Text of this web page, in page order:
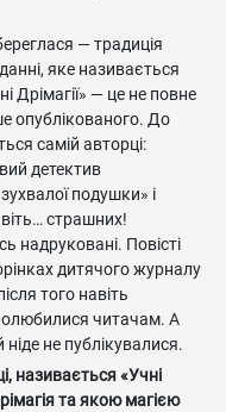
— традиція
яке називається
Дрімагії» — це не повне
опублікованого. До
самій авторці:
детектив
подушки» і
страшних!
надруковані. Повісті
дитячого журналу
того навіть
читачам. А
ніде не публікувалися.
називається «Учні
та якою магією